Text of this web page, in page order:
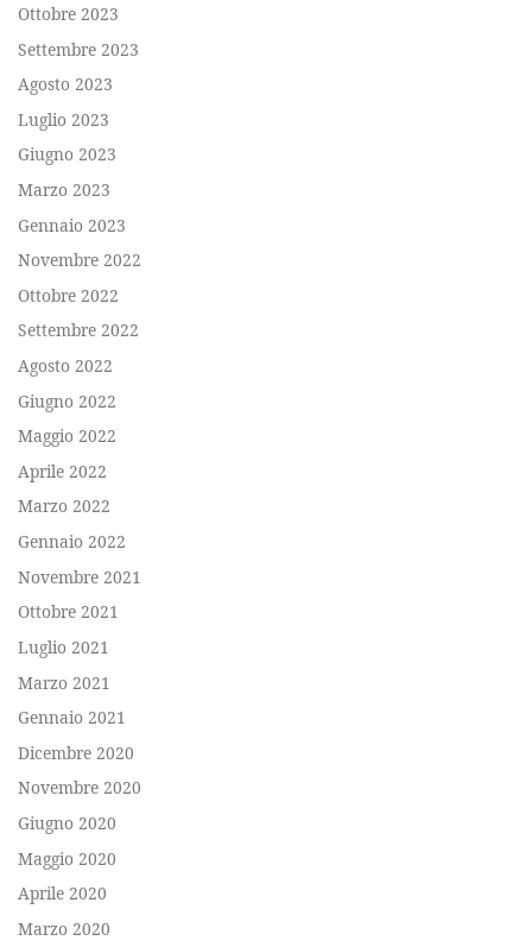
Ottobre 2023
Settembre 2023
Agosto 2023
Luglio 2023
Giugno 2023
Marzo 2023
Gennaio 2023
Novembre 2022
Ottobre 2022
Settembre 2022
Agosto 2022
Giugno 2022
Maggio 2022
Aprile 2022
Marzo 2022
Gennaio 2022
Novembre 2021
Ottobre 2021
Luglio 2021
Marzo 2021
Gennaio 2021
Dicembre 2020
Novembre 2020
Giugno 2020
Maggio 2020
Aprile 2020
Marzo 2020